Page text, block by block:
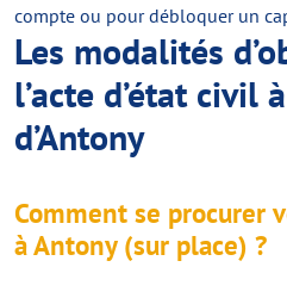
compte ou pour débloquer un
Les modalités
l’acte d’état civil
d’Antony
Comment se procurer
à Antony (sur place) ?